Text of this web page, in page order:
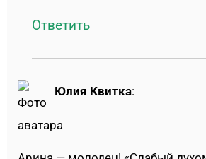
Ответить
Юлия Квитка: